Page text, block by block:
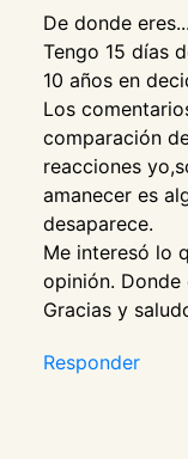
De donde
Tengo 15 días
10 años en
Los
comparación
reacciones
amanecer es
desaparece.
Me interesó lo
opinión. Donde
Gracias y
Responder